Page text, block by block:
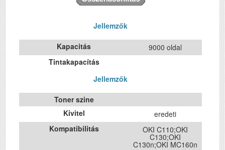
Jellemzők
Kapacitás
9000 oldal
Tintakapacítás
Jellemzők
Toner szine
Kivitel
eredeti
Kompatibilitás
OKI C110;OKI
C130;OKI
C130n;OKI MC160n